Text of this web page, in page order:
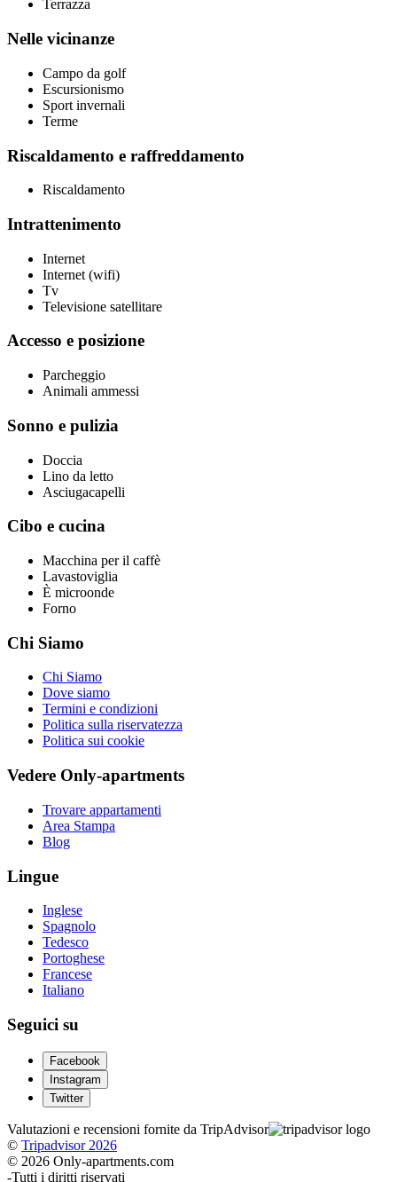
Terrazza
Nelle vicinanze
Campo da golf
Escursionismo
Sport invernali
Terme
Riscaldamento e raffreddamento
Riscaldamento
Intrattenimento
Internet
Internet (wifi)
Tv
Televisione satellitare
Accesso e posizione
Parcheggio
Animali ammessi
Sonno e pulizia
Doccia
Lino da letto
Asciugacapelli
Cibo e cucina
Macchina per il caffè
Lavastoviglia
È microonde
Forno
Chi Siamo
Chi Siamo
Dove siamo
Termini e condizioni
Politica sulla riservatezza
Politica sui cookie
Vedere Only-apartments
Trovare appartamenti
Area Stampa
Blog
Lingue
Inglese
Spagnolo
Tedesco
Portoghese
Francese
Italiano
Seguici su
Facebook
Instagram
Twitter
Valutazioni e recensioni fornite da TripAdvisor
© Tripadvisor 2026
© 2026 Only-apartments.com
-Tutti i diritti riservati